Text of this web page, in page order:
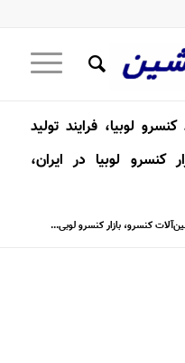
لوبیا، فرایند تولید
کنسرو لوبیا در ایران،
کنسرو، بازار کنسرو لوبی...